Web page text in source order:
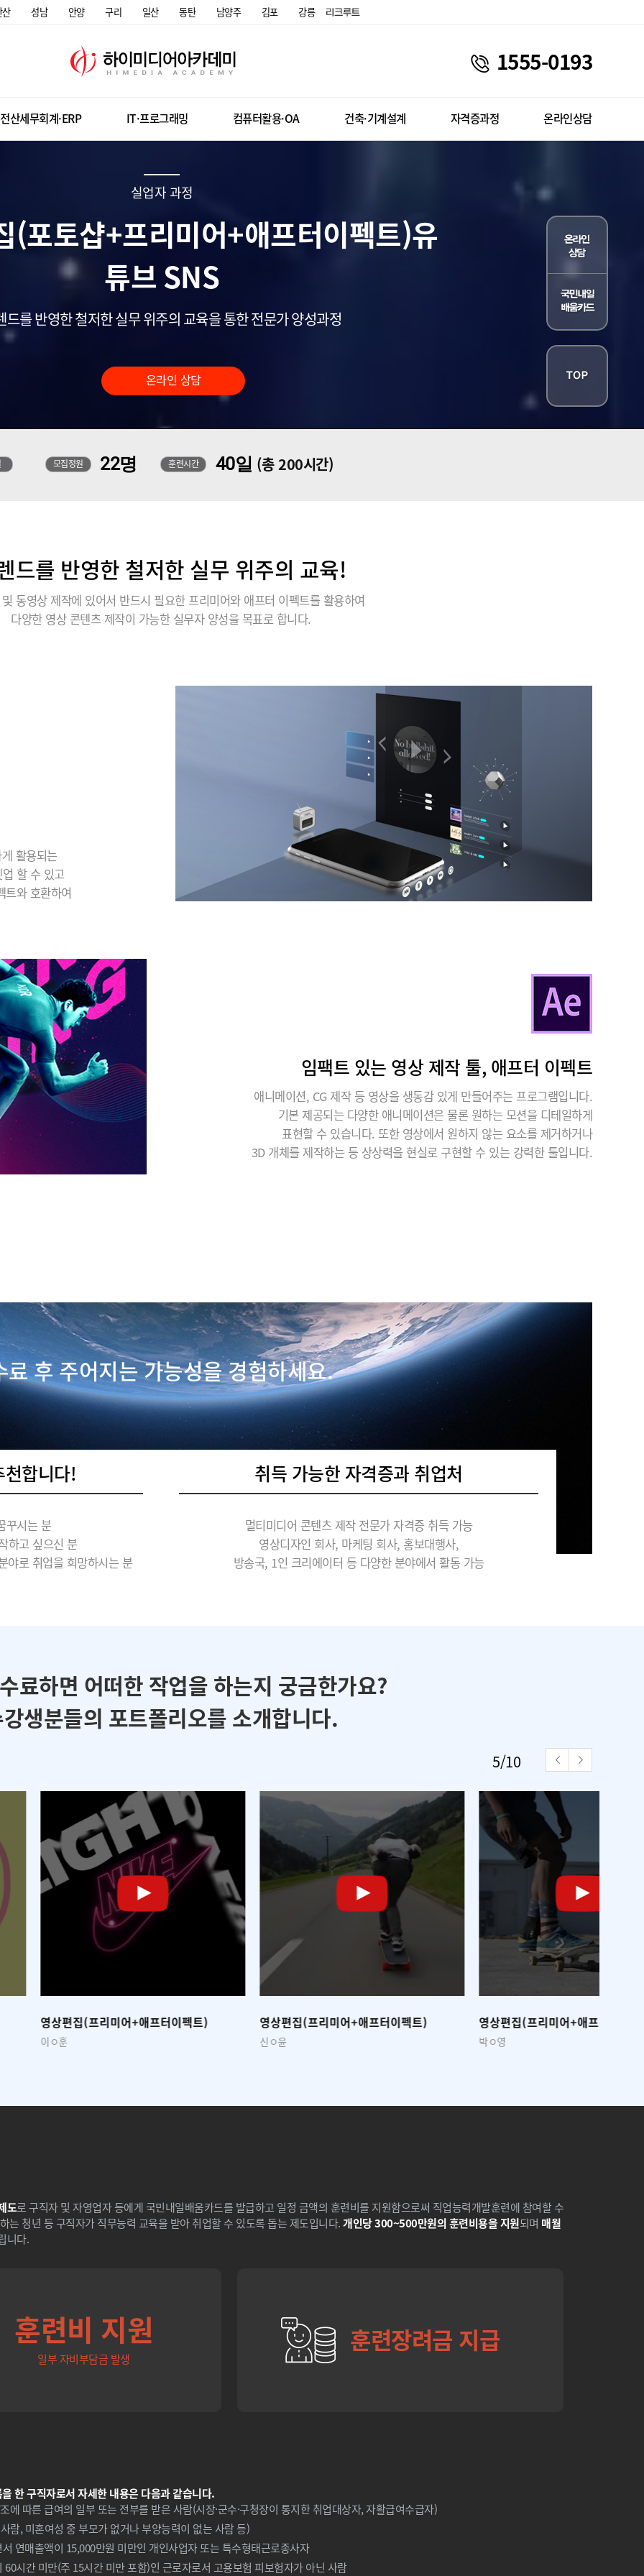
성남 안양 구리 일산 동탄 남양주 김포 강릉
1555-0193
전산세무회계·ERP IT·프로그래밍 컴퓨터활용·OA 건축·기계설계 자격증과정 온라인상담
실업자 과정
(포토샵+프리미어+애프터이펙트)유
튜브 SNS
드를 반영한 철저한 실무 위주의 교육을 통한 전문가 양성과정
온라인 상담
모집정원 22명 훈련시간 40일 (총 200시간)
드를 반영한 철저한 실무 위주의 교육!
동영상 제작에 있어서 반드시 필요한 프리미어와 애프터 이펙트를 활용하여
다양한 영상 콘텐츠 제작이 가능한 실무자 양성을 목표로 합니다.
활용되는
할 수 있고
트와 호환하여
임팩트 있는 영상 제작 툴, 애프터 이펙트
애니메이션, CG 제작 등 영상을 생동감 있게 만들어주는 프로그램입니다.
기본 제공되는 다양한 애니메이션은 물론 원하는 모션을 디테일하게
표현할 수 있습니다. 또한 영상에서 원하지 않는 요소를 제거하거나
3D 개체를 제작하는 등 상상력을 현실로 구현할 수 있는 강력한 툴입니다.
료 후 주어지는 가능성을 경험하세요.
합니다!
꾸시는 분
하고 싶으신 분
야로 취업을 희망하시는 분
취득 가능한 자격증과 취업처
멀티미디어 콘텐츠 제작 전문가 자격증 취득 가능
영상디자인 회사, 마케팅 회사, 홍보대행사,
방송국, 1인 크리에이터 등 다양한 분야에서 활동 가능
료하면 어떠한 작업을 하는지 궁금한가요?
생분들의 포트폴리오를 소개합니다.
5/10
리미어+애프터이펙트) 영상편집(프리미어+애프터이펙트) 영상편집(프리미어+애프터이펙트)
도로 구직자 및 자영업자 등에게 국민내일배움카드를 발급하고 일정 금액의 훈련비를 지원함으로써 직업능력개발훈련에 참여할 수
는 청년 등 구직자가 직무능력 교육을 받아 취업할 수 있도록 돕는 제도입니다.개인당 300~500만원의 훈련비용을 지원되며 매월
니다.
훈련비 지원
일부 자비부담금 발생
훈련장려금 지급
한 구직자로서 자세한 내용은 다음과 같습니다.
에 따른 급여의 일부 또는 전부를 받은 사람(시장·군수·구청장이 통지한 취업대상자, 자활급여수급자)
람, 미혼여성 중 부모가 없거나 부양능력이 없는 사람 등)
연매출액이 15,000만원 미만인 개인사업자 또는 특수형태근로종사자
시간 미만(주 15시간 미만 포함)인 근로자로서 고용보험 피보험자가 아닌 사람